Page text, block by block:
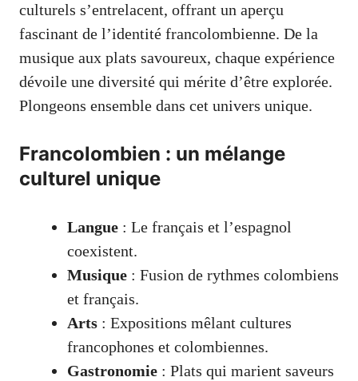
culturels s’entrelacent, offrant un aperçu
fascinant de l’identité francolombienne. De la
musique aux plats savoureux, chaque expérience
dévoile une diversité qui mérite d’être explorée.
Plongeons ensemble dans cet univers unique.
Francolombien : un mélange
culturel unique
Langue : Le français et l’espagnol
coexistent.
Musique : Fusion de rythmes colombiens
et français.
Arts : Expositions mêlant cultures
francophones et colombiennes.
Gastronomie : Plats qui marient saveurs